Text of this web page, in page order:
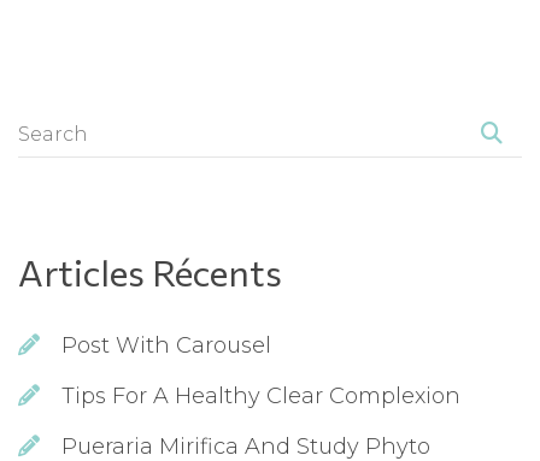
Articles Récent
Post With Carousel
Tips For A Healthy Clear Complexion
Pueraria Mirifica And Study Phyto